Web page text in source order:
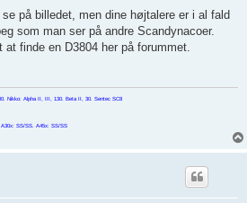
på billedet, men dine højtalere er i al fald
som man ser på andre Scandynacoer.
finde en D3804 her på forummet.
Nikko: Alpha II, III, 130. Beta II, 30. Sentec SC8
SS/SS. A45x: SS/SS